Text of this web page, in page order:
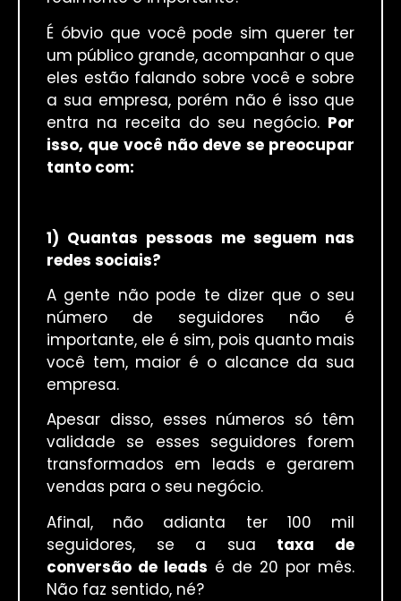
É óbvio que você pode sim querer ter
um público grande, acompanhar o que
eles estão falando sobre você e sobre
a sua empresa, porém não é isso que
entra na receita do seu negócio. Por
isso, que você não deve se preocupar
tanto com:
1) Quantas pessoas me seguem nas
redes sociais?
A gente não pode te dizer que o seu
número de seguidores não é
importante, ele é sim, pois quanto mais
você tem, maior é o alcance da sua
empresa.
Apesar disso, esses números só têm
validade se esses seguidores forem
transformados em leads e gerarem
vendas para o seu negócio.
Afinal, não adianta ter 100 mil
seguidores, se a sua taxa de
conversão de leads é de 20 por mês.
Não faz sentido, né?